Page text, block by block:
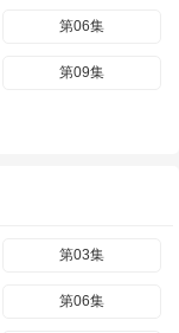
第06集
第09集
第03集
第06集